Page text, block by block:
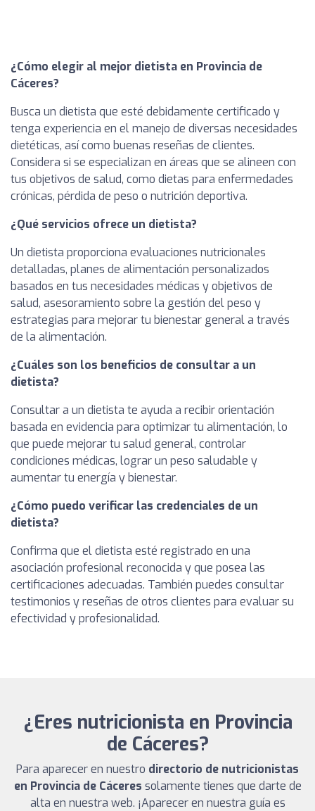
¿Cómo elegir al mejor dietista en Provincia de
Cáceres?
Busca un dietista que esté debidamente certificado y
tenga experiencia en el manejo de diversas necesidades
dietéticas, así como buenas reseñas de clientes.
Considera si se especializan en áreas que se alineen con
tus objetivos de salud, como dietas para enfermedades
crónicas, pérdida de peso o nutrición deportiva.
¿Qué servicios ofrece un dietista?
Un dietista proporciona evaluaciones nutricionales
detalladas, planes de alimentación personalizados
basados en tus necesidades médicas y objetivos de
salud, asesoramiento sobre la gestión del peso y
estrategias para mejorar tu bienestar general a través
de la alimentación.
¿Cuáles son los beneficios de consultar a un
dietista?
Consultar a un dietista te ayuda a recibir orientación
basada en evidencia para optimizar tu alimentación, lo
que puede mejorar tu salud general, controlar
condiciones médicas, lograr un peso saludable y
aumentar tu energía y bienestar.
¿Cómo puedo verificar las credenciales de un
dietista?
Confirma que el dietista esté registrado en una
asociación profesional reconocida y que posea las
certificaciones adecuadas. También puedes consultar
testimonios y reseñas de otros clientes para evaluar su
efectividad y profesionalidad.
¿Eres nutricionista en Provincia
de Cáceres?
Para aparecer en nuestro directorio de nutricionistas
en Provincia de Cáceres solamente tienes que darte de
alta en nuestra web. ¡Aparecer en nuestra guía es